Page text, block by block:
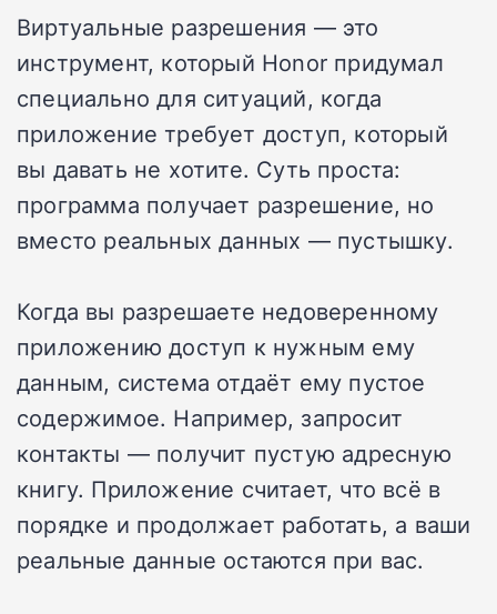
Виртуальные разрешения — это
инструмент, который Honor придумал
специально для ситуаций, когда
приложение требует доступ, который
вы давать не хотите. Суть проста:
программа получает разрешение, но
вместо реальных данных — пустышку.
Когда вы разрешаете недоверенному
приложению доступ к нужным ему
данным, система отдаёт ему пустое
содержимое. Например, запросит
контакты — получит пустую адресную
книгу. Приложение считает, что всё в
порядке и продолжает работать, а ваши
реальные данные остаются при вас.